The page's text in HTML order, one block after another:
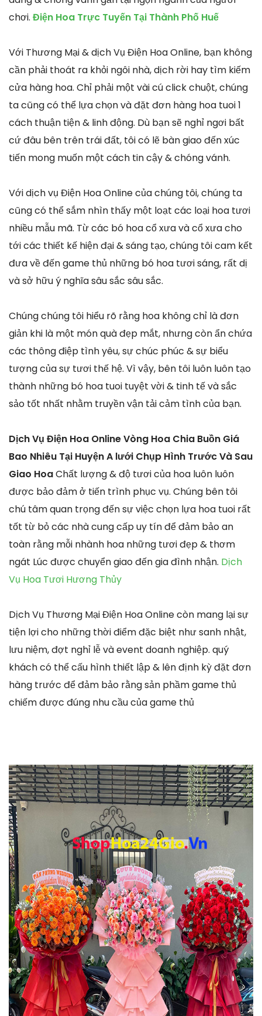
chơi. Điện Hoa Trực Tuyến Tại Thành Phố Huế
Với Thương Mại & dịch Vụ Điện Hoa Online, bạn không
cần phải thoát ra khỏi ngôi nhà, dịch rời hay tìm kiếm
cửa hàng hoa. Chỉ phải một vài cú click chuột, chúng
ta cũng có thể lựa chọn và đặt đơn hàng hoa tuoi 1
cách thuận tiện & linh động. Dù bạn sẽ nghỉ ngơi bất
cứ đâu bên trên trái đất, tôi có lẽ bàn giao đến xúc
tiến mong muốn một cách tin cậy & chóng vánh.
Với dịch vụ Điện Hoa Online của chúng tôi, chúng ta
cũng có thể sắm nhìn thấy một loạt các loại hoa tươi
nhiều mẫu mã. Từ các bó hoa cổ xưa và cổ xưa cho
tới các thiết kế hiện đại & sáng tạo, chúng tôi cam kết
đưa về đến game thủ những bó hoa tươi sáng, rất dị
và sở hữu ý nghĩa sâu sắc sâu sắc.
Chúng chúng tôi hiểu rõ rằng hoa không chỉ là đơn
giản khi là một món quà đẹp mắt, nhưng còn ẩn chứa
các thông điệp tình yêu, sự chúc phúc & sự biểu
tượng của sự tươi thế hệ. Vì vậy, bên tôi luôn luôn tạo
thành những bó hoa tuoi tuyệt vời & tinh tế và sắc
sảo tốt nhất nhằm truyền vận tải cảm tình của bạn.
Dịch Vụ Điện Hoa Online Vòng Hoa Chia Buồn Giá
Bao Nhiêu Tại Huyện A lưới Chụp Hình Trước Và Sau
Giao HoaChất lượng & độ tươi của hoa luôn luôn
được bảo đảm ở tiến trình phục vụ. Chúng bên tôi
chú tâm quan trọng đến sự việc chọn lựa hoa tuoi rất
tốt từ bỏ các nhà cung cấp uy tín để đảm bảo an
toàn rằng mỗi nhành hoa những tươi đẹp & thơm
ngát Lúc được chuyển giao đến gia đình nhận. Dịch
Vụ Hoa Tươi Hương Thủy
Dịch Vụ Thương Mại Điện Hoa Online còn mang lại sự
tiện lợi cho những thời điểm đặc biệt như sanh nhật,
lưu niệm, đợt nghỉ lễ và event doanh nghiệp. quý
khách có thể cấu hình thiết lập & lên định kỳ đặt đơn
hàng trước để đảm bảo rằng sản phầm game thủ
chiếm được đúng nhu cầu của game thủ